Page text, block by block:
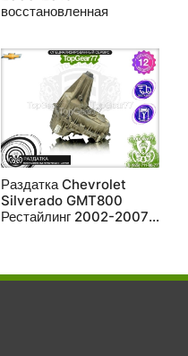
восстановленная
Раздатка Chevrolet
Silverado GMT800
Рестайлинг 2002-2007 -